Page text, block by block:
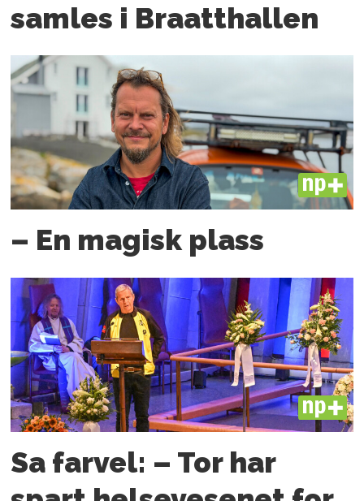
samles i Braatthallen
PLUS
– En magisk plass
PLUS
Sa farvel: – Tor har